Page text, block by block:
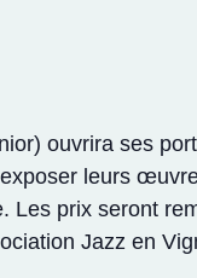
ouvrira ses
leurs
Les prix seront
Jazz en